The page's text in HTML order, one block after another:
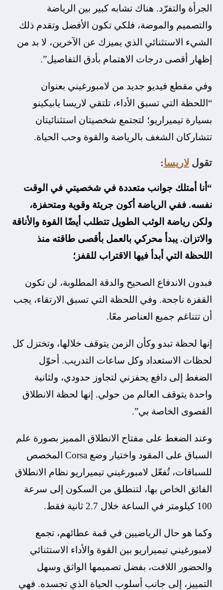
الجرأة والتفرّد. هناك تشابه كبير بين الرياضة
والتصميم والموضة، فلكي تكون الأفضل وتقدم ذلك
الشيء الاستثنائي الذي يميزك عن الآخرين، لا بد من
إظهار أقصى درجات الاهتمام بأدق التفاصيل”.
وفي مقطع فيديو جديد من لامبورغيني بعنوان
“اللحظة التي تسبق الأداء، تلتقي لاريسا يابيكينو
بسيارة تيميراريو؛ لتجتمع شخصيتان استثنائيتان
تتشاركان الشغف بالرياضة والقوة وحب الحياة.
تقوللاريسا:
“أنا أمتلك جوانب متعددة في شخصيتي في الوقت
نفسه. ففي الرياضة أكون جريئة وقوية ومتحفزة،
ولكن رياضة الوثب الطويل تتطلب أيضًا القوة والأناقة
والاتزان. يبدأ محركي بالعمل بأقصى طاقته منذ
اللحظة التي أبدأ فيها الاقتراب للقفز؛
فبدون الاندفاع الصحيح والدقة المطلوبة، لن تكون
القفزة ناجحة. وفي اللحظة التي تسبق الارتقاء، يجب
أن تتناغم جميع العناصر معًا.
إنها لحظة تبدو وكأن الزمن يتوقف خلالها، وتختزل كل
لحظات الاستعداد وكل ساعات التدريب. أحوّل
الضغط إلى دافع يحفزني لتجاوز حدودي، ولثانية
واحدة يتوقف العالم من حولي. إنها لحظة الانطلاق
القصوى الخاصة بي”.
وعند الضغط على مفتاح الانطلاق المميز بصورة علم
السباق على المقود واختيار وضع Corsa المخصص
للسباقات، تُفعّل لامبورغيني تيميراريو نظام الانطلاق
الفائق الخاص بها، لتنطلق من السكون إلى سرعة
100 كيلومتر في الساعة خلال 2.7 ثانية فقط.
وكما هو حال الرياضيين في قمة عطائهم، تجمع
لامبورغيني تيميراريو بين القوة والأداء الاستثنائي
والحضور اللافت، بفضل تصميمها الواثق وسهل
التمييز، إلى جانب أسلوب الحياة الذي تجسده. فهي